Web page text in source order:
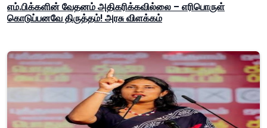
எம்.பிக்களின் வேதனம் அதிகரிக்கவில்லை – எரிபொருள்
கொடுப்பனவே திருத்தம்! அரசு விளக்கம்